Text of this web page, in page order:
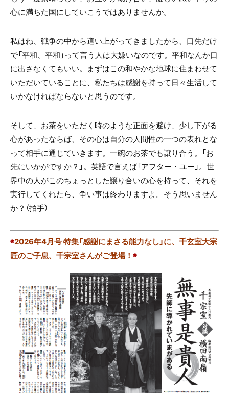
心に満ちた国にしていこうではありませんか。
私はね、戦争の中から這い上がってきましたから、口先だけ
で「平和、平和」って言う人は大嫌いなのです。平和なんか口
に出さなくてもいい。まずはこの和やかな地球に住まわせて
いただいていることに、私たちは感謝を持って日々生活して
いかなければならないと思うのです。
そして、お茶をいただく時のような正面を避け、少し下がる
心があったならば、その心は自分の人間性の一つの表れとな
って相手に通じていきます。一碗のお茶でも譲り合う。「お
先にいかがですか？」。英語で言えば「アフター・ユー」。世
界中の人がこのちょっとした譲り合いの心を持って、それを
実行してくれたら、争い事は終わりますよ。そう思いません
か？（拍手）
◉2026年4月号 特集「感謝にまさる能力なし」に、千玄室大宗
匠のご子息、千宗室さんがご登場！ ◉